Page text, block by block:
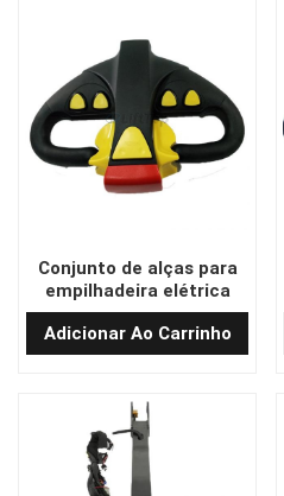
Conjunto de alças para
empilhadeira elétrica
REMA fabricado na China
Adicionar Ao Carrinho